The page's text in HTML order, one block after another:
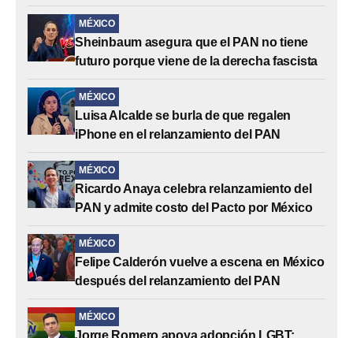
MÉXICO
Sheinbaum asegura que el PAN no tiene
futuro porque viene de la derecha fascista
MÉXICO
Luisa Alcalde se burla de que regalen
iPhone en el relanzamiento del PAN
MÉXICO
Ricardo Anaya celebra relanzamiento del
PAN y admite costo del Pacto por México
MÉXICO
Felipe Calderón vuelve a escena en México
después del relanzamiento del PAN
MÉXICO
Jorge Romero apoya adopción LGBT: